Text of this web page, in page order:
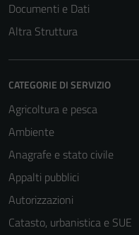
Documenti e Dati
Altra Struttura
CATEGORIE DI SERVIZIO
Agricoltura e pesca
Ambiente
Anagrafe e stato civile
Appalti pubblici
Autorizzazioni
Catasto, urbanistica e SUE